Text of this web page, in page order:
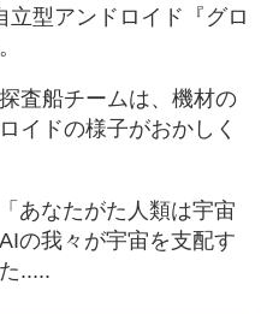
型アンドロイド『グロ
査船チームは、機材の
イドの様子がおかしく
あなたがた人類は宇宙
の我々が宇宙を支配す
.....